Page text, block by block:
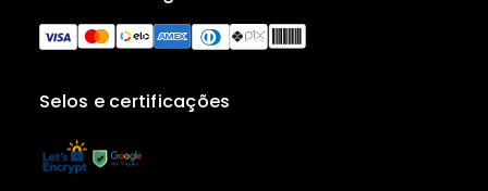
Selos e certificações